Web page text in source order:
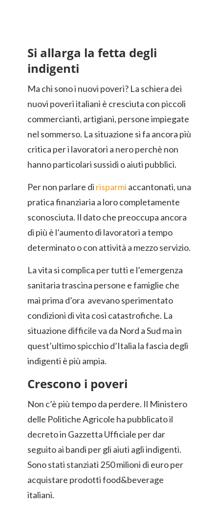
Si allarga la fetta degli
indigenti
Ma chi sono i nuovi poveri? La schiera dei
nuovi poveri italiani è cresciuta con piccoli
commercianti, artigiani, persone impiegate
nel sommerso. La situazione si fa ancora più
critica per i lavoratori a nero perchè non
hanno particolari sussidi o aiuti pubblici.
Per non parlare di risparmi accantonati, una
pratica finanziaria a loro completamente
sconosciuta. Il dato che preoccupa ancora
di più è l’aumento di lavoratori a tempo
determinato o con attività a mezzo servizio.
La vita si complica per tutti e l’emergenza
sanitaria trascina persone e famiglie che
mai prima d’ora avevano sperimentato
condizioni di vita così catastrofiche. La
situazione difficile va da Nord a Sud ma in
quest’ultimo spicchio d’Italia la fascia degli
indigenti è più ampia.
Crescono i poveri
Non c’è più tempo da perdere. Il Ministero
delle Politiche Agricole ha pubblicato il
decreto in Gazzetta Ufficiale per dar
seguito ai bandi per gli aiuti agli indigenti.
Sono stati stanziati 250 milioni di euro per
acquistare prodotti food&beverage
italiani.